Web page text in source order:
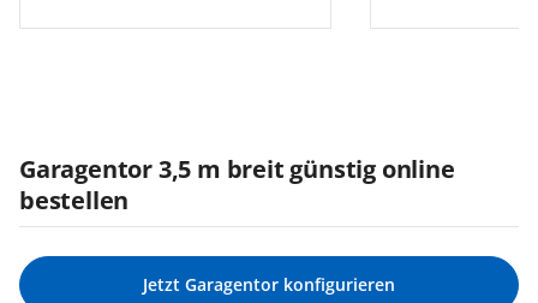
Garagentor 3,5 m breit günstig online
bestellen
Jetzt Garagentor konfigurieren